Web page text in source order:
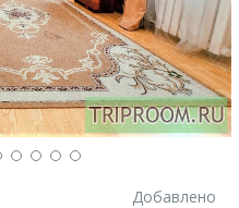
Добавлено